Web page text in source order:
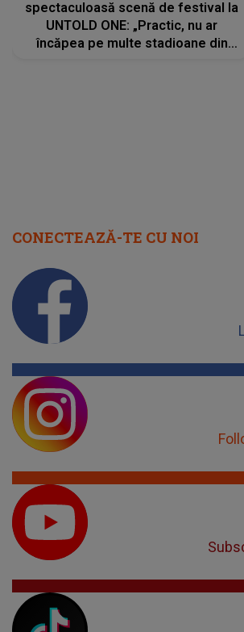
spectaculoasă scenă de festival la
UNTOLD ONE: „Practic, nu ar
încăpea pe multe stadioane din
CONECTEAZĂ-TE CU NOI